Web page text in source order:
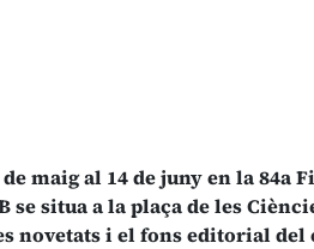
maig al 14 de juny en la 84a
se situa a la plaça de les
novetats i el fons editorial del